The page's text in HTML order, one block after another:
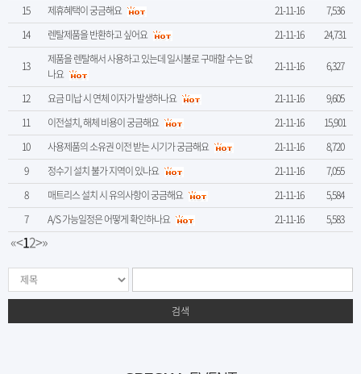
15
제휴혜택이 궁금해요 21-11-16
7,536
14
렌탈제품을 반환하고 싶어요 21-11-16 24,731
13
제품을 렌탈해서 사용하고 있는데 일시불로 구매할 수는 없
나요
21-11-16 6,327
12 요금 미납 시 연체 이자가 발생하나요 21-11-16
9,605
11
이전설치, 해체 비용이 궁금해요 21-11-16
15,901
10
사용제품의 소유권 이전 받는 시기가 궁금해요 21-11-16
8,720
9
정수기 설치 불가 지역이 있나요 21-11-16
7,055
8
매트리스 설치 시 유의사항이 궁금해요 21-11-16
5,584
7
A/S 가능일정은 어떻게 확인하나요 21-11-16 5,583
«<12>»
검색